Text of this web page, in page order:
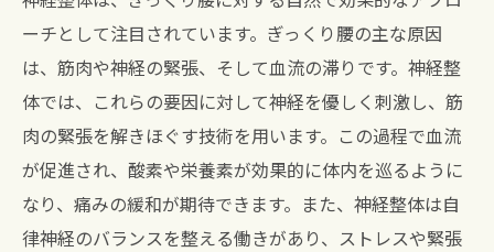
ーチとして注目されています。ぎっくり腰の主な原因
は、筋肉や神経の緊張、そして血流の滞りです。神経整
体では、これらの要因に対して神経を優しく刺激し、筋
肉の緊張を解きほぐす技術を用います。この過程で血流
が促進され、酸素や栄養素が効果的に体内を巡るように
なり、痛みの緩和が期待できます。また、神経整体は自
律神経のバランスを整える働きがあり、ストレスや緊張